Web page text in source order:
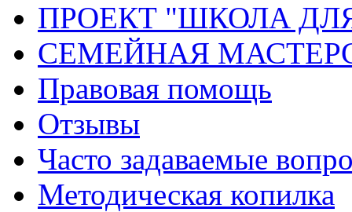
ПРОЕКТ "ШКОЛА
СЕМЕЙНАЯ
Правовая помощь
Отзывы
Часто задаваемые
Методическая копилка